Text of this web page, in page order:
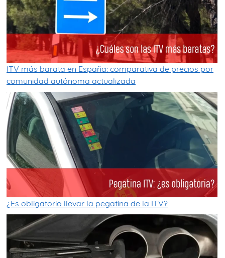
ITV más barata en España: comparativa de precios por
comunidad autónoma actualizada
¿Es obligatorio llevar la pegatina de la ITV?